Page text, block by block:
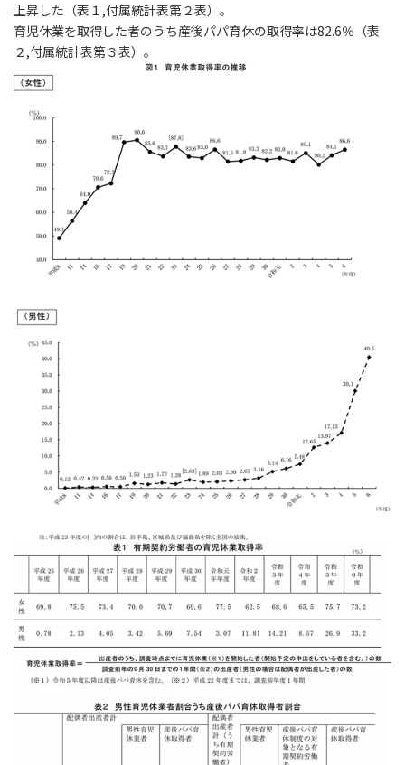
上昇した（表１,付属統計表第２表）。
育児休業を取得した者のうち産後パパ育休の取得率は82.6％（表
２,付属統計表第３表）。